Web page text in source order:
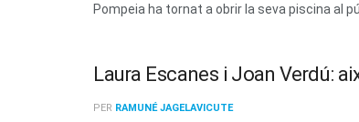
Pompeia ha tornat a obrir la seva piscina al
Laura Escanes i Joan Verdú:
PER RAMUNÉ JAGELAVICUTE